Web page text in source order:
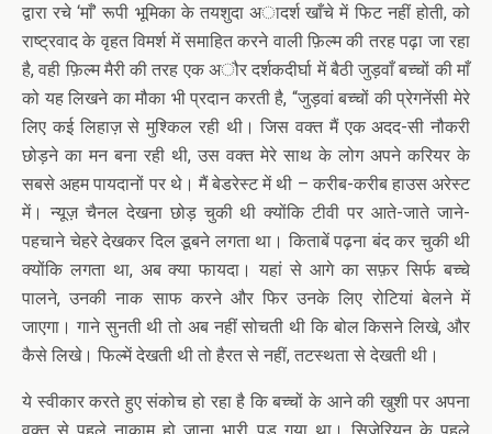
द्वारा रचे ‘माँ’ रूपी भूमिका के तयशुदा अादर्श खाँचे में फिट नहीं होती, को
राष्ट्रवाद के वृहत विमर्श में समाहित करने वाली फ़िल्म की तरह पढ़ा जा रहा
है, वही फ़िल्म मैरी की तरह एक अौर दर्शकदीर्घा में बैठी जुड़वाँ बच्चों की माँ
को यह लिखने का मौका भी प्रदान करती है, “जुड़वां बच्चों की प्रेगनेंसी मेरे
लिए कई लिहाज़ से मुश्किल रही थी। जिस वक्त मैं एक अदद-सी नौकरी
छोड़ने का मन बना रही थी, उस वक्त मेरे साथ के लोग अपने करियर के
सबसे अहम पायदानों पर थे। मैं बेडरेस्ट में थी – करीब-करीब हाउस अरेस्ट
में। न्यूज़ चैनल देखना छोड़ चुकी थी क्योंकि टीवी पर आते-जाते जाने-
पहचाने चेहरे देखकर दिल डूबने लगता था। किताबें पढ़ना बंद कर चुकी थी
क्योंकि लगता था, अब क्या फायदा। यहां से आगे का सफ़र सिर्फ बच्चे
पालने, उनकी नाक साफ करने और फिर उनके लिए रोटियां बेलने में
जाएगा। गाने सुनती थी तो अब नहीं सोचती थी कि बोल किसने लिखे, और
कैसे लिखे। फिल्में देखती थी तो हैरत से नहीं, तटस्थता से देखती थी।
ये स्वीकार करते हुए संकोच हो रहा है कि बच्चों के आने की खुशी पर अपना